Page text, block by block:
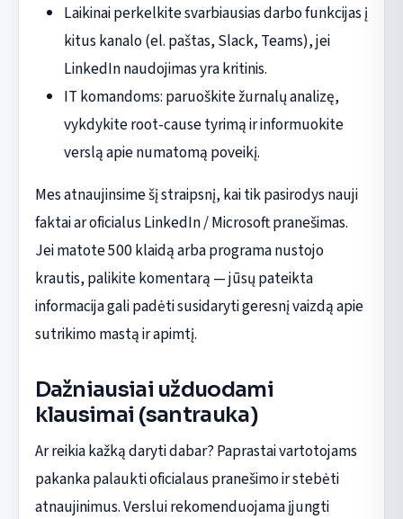
Laikinai perkelkite svarbiausias darbo funkcijas į
kitus kanalo (el. paštas, Slack, Teams), jei
LinkedIn naudojimas yra kritinis.
IT komandoms: paruoškite žurnalų analizę,
vykdykite root-cause tyrimą ir informuokite
verslą apie numatomą poveikį.
Mes atnaujinsime šį straipsnį, kai tik pasirodys nauji
faktai ar oficialus LinkedIn / Microsoft pranešimas.
Jei matote 500 klaidą arba programa nustojo
krautis, palikite komentarą — jūsų pateikta
informacija gali padėti susidaryti geresnį vaizdą apie
sutrikimo mastą ir apimtį.
Dažniausiai užduodami
klausimai (santrauka)
Ar reikia kažką daryti dabar? Paprastai vartotojams
pakanka palaukti oficialaus pranešimo ir stebėti
atnaujinimus. Verslui rekomenduojama įjungti